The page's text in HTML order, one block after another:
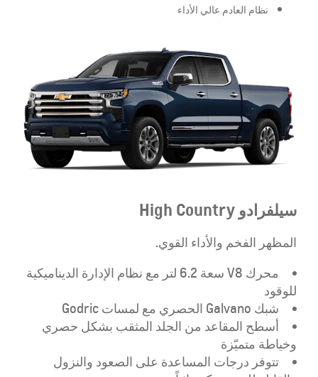
نظام العادم عالي الأداء
سيلفرادو High Country
المظهر الفخم والأداء القوي.
محرك V8 سعة 6.2 لتر مع نظام الإدارة الديناميكية
للوقود
شبك Galvano الحصري مع لمسات Godric
أسطح المقاعد من الجلد المثقب بشكل حصري
وخياطة متميّزة
تتوفر درجات المساعدة على الصعود والنزول